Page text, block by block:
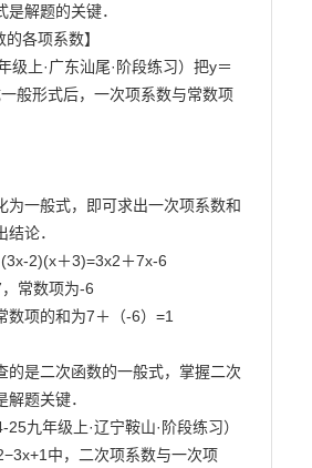
解题的关键．
的各项系数】
级上·广东汕尾·阶段练习）把y＝
般形式后，一次项系数与常数项
为一般式，即可求出一次项系数和
论．
(3x-2)(x＋3)=3x2＋7x-6
常数项为-6
项的和为7＋（-6）=1
的是二次函数的一般式，掌握二次
题关键．
25九年级上·辽宁鞍山·阶段练习）
中，二次项系数与一次项